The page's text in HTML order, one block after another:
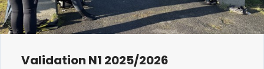
Validation N1 2025/2026